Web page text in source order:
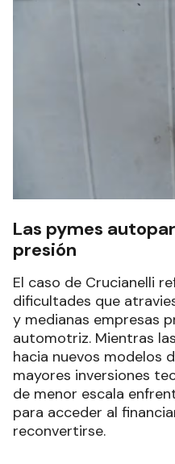
Las pymes
presión
El caso de Crucianelli
dificultades que
y medianas empresas
automotriz. Mientras
hacia nuevos modelos
mayores inversiones
de menor escala
para acceder al
reconvertirse.